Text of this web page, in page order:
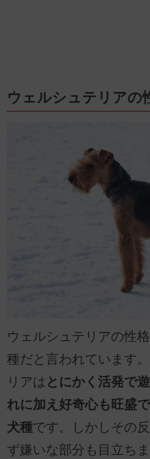
ウェルシュテリアの
ウェルシュテリアの性
種だと言われています
リアは とにかく活発で
れに加え好奇心も旺盛
犬種です。しかしその
ず嫌いな部分も目立ちま